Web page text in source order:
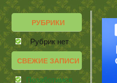
РУБРИКИ
Рубрик нет
СВЕЖИЕ ЗАПИСИ
Позаботимся